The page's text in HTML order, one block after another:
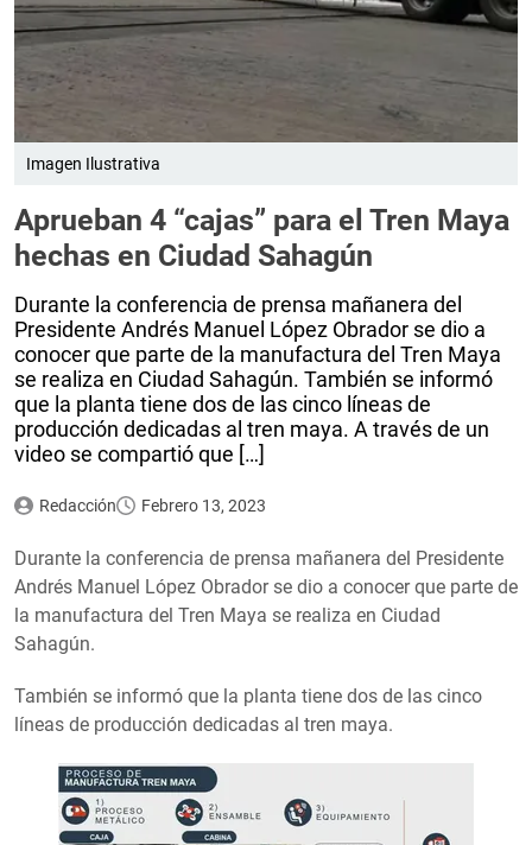
Imagen Ilustrativa
Aprueban 4 “cajas” para el Tren Maya
hechas en Ciudad Sahagún
Durante la conferencia de prensa mañanera del
Presidente Andrés Manuel López Obrador se dio a
conocer que parte de la manufactura del Tren Maya
se realiza en Ciudad Sahagún. También se informó
que la planta tiene dos de las cinco líneas de
producción dedicadas al tren maya. A través de un
video se compartió que […]
Redacción Febrero 13, 2023
Durante la conferencia de prensa mañanera del Presidente
Andrés Manuel López Obrador se dio a conocer que parte de
la manufactura del Tren Maya se realiza en Ciudad
Sahagún.
También se informó que la planta tiene dos de las cinco
líneas de producción dedicadas al tren maya.